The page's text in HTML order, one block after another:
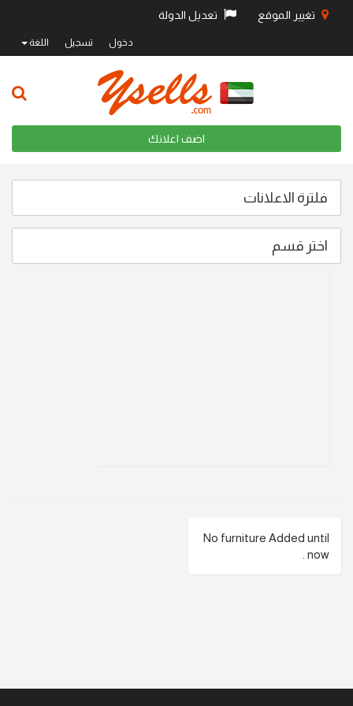
تغيير الموقع تعديل الدولة
دخول تسجيل اللغة
اضف اعلانك
فلترة الاعلانات
اختر قسم
No furniture Added until
now .